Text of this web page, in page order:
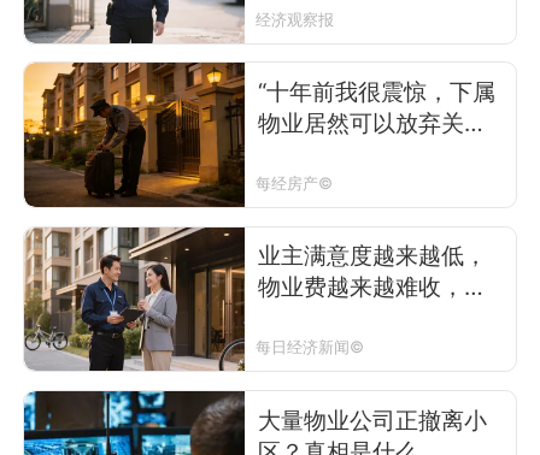
经济观察报
“十年前我很震惊，下属
物业居然可以放弃关联
每经房产©
业主满意度越来越低，
物业费越来越难收，部
50%，为什么？
每日经济新闻©
大量物业公司正撤离小